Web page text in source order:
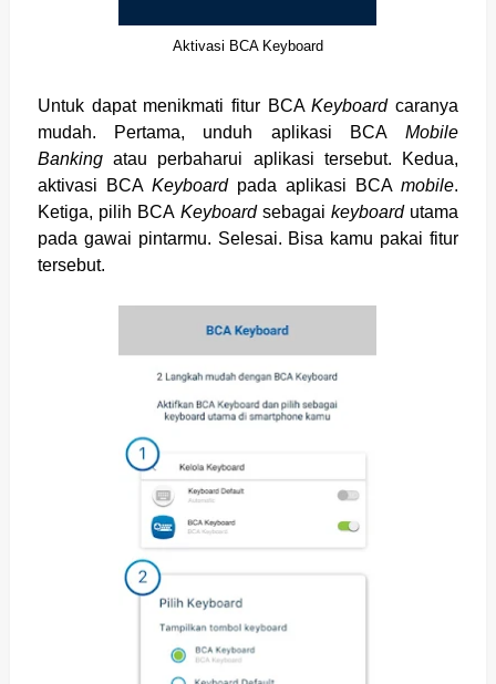
Aktivasi BCA Keyboard
Untuk dapat menikmati fitur BCAKeyboardcaranya
mudah. Pertama, unduh aplikasi BCAMobile
Bankingatau perbaharui aplikasi tersebut. Kedua,
aktivasi BCA Keyboardpada aplikasi BCAmobile.
Ketiga, pilih BCA Keyboardsebagai keyboardutama
pada gawai pintarmu. Selesai. Bisa kamu pakai fitur
tersebut.